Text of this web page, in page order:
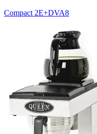
Compact 2E+DVA8